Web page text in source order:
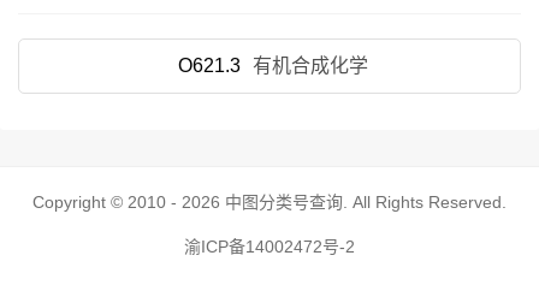
O621.3 有机合成化学
Copyright © 2010 - 2026 中图分类号查询 . All Rights Reserved.
渝ICP备14002472号-2